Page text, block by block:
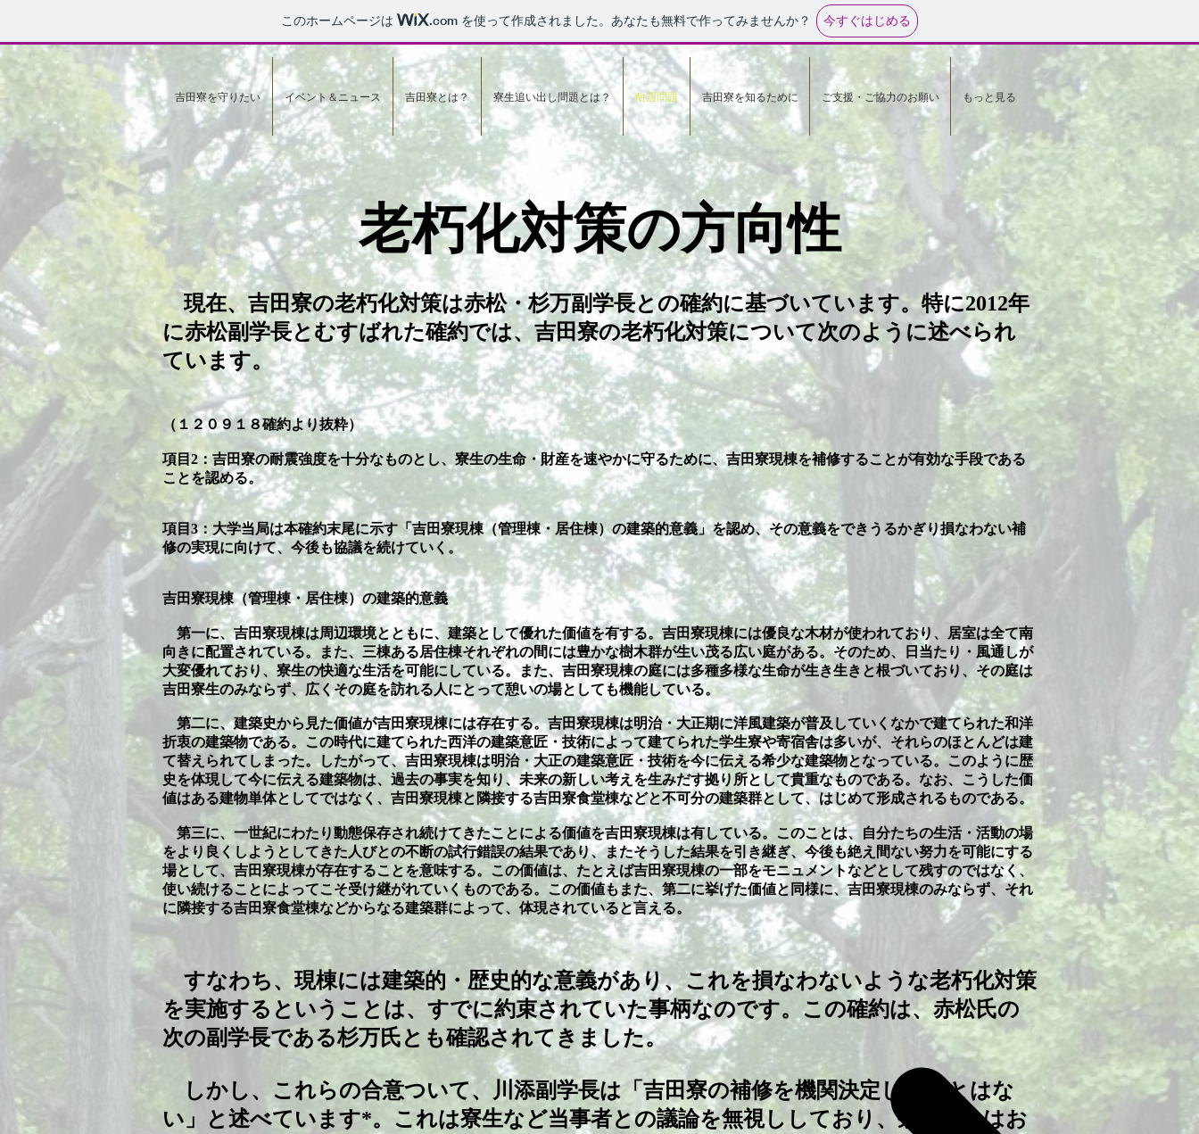
このホームページは .com を使って作成されました。あなたも無料で作ってみませんか？ 今すぐはじめる
吉田寮を守りたい イベント＆ニュース 吉田寮とは？ 寮生追い出し問題とは？ 耐震問題 吉田寮を知るために ご支援・ご協力のお願い もっと見る
老朽化対策の方向性
現在、吉田寮の老朽化対策は赤松・杉万副学長との確約に基づいています。特に2012年
に赤松副学長とむすばれた確約では、吉田寮の老朽化対策について次のように述べられ
ています。
（１２０９１８確約より抜粋）
項目2：吉田寮の耐震強度を十分なものとし、寮生の生命・財産を速やかに守るために、吉田寮現棟を補修することが有効な手段である
ことを認める。
項目3：大学当局は本確約末尾に示す「吉田寮現棟（管理棟・居住棟）の建築的意義」を認め、その意義をできうるかぎり損なわない補
修の実現に向けて、今後も協議を続けていく。
吉田寮現棟（管理棟・居住棟）の建築的意義
第一に、吉田寮現棟は周辺環境とともに、建築として優れた価値を有する。吉田寮現棟には優良な木材が使われており、居室は全て南
向きに配置されている。また、三棟ある居住棟それぞれの間には豊かな樹木群が生い茂る広い庭がある。そのため、日当たり・風通しが
大変優れており、寮生の快適な生活を可能にしている。また、吉田寮現棟の庭には多種多様な生命が生き生きと根づいており、その庭は
吉田寮生のみならず、広くその庭を訪れる人にとって憩いの場としても機能している。
第二に、建築史から見た価値が吉田寮現棟には存在する。吉田寮現棟は明治・大正期に洋風建築が普及していくなかで建てられた和洋
折衷の建築物である。この時代に建てられた西洋の建築意匠・技術によって建てられた学生寮や寄宿舎は多いが、それらのほとんどは建
て替えられてしまった。したがって、吉田寮現棟は明治・大正の建築意匠・技術を今に伝える希少な建築物となっている。このように歴
史を体現して今に伝える建築物は、過去の事実を知り、未来の新しい考えを生みだす拠り所として貴重なものである。なお、こうした価
値はある建物単体としてではなく、吉田寮現棟と隣接する吉田寮食堂棟などと不可分の建築群として、はじめて形成されるものである。
第三に、一世紀にわたり動態保存され続けてきたことによる価値を吉田寮現棟は有している。このことは、自分たちの生活・活動の場
をより良くしようとしてきた人びとの不断の試行錯誤の結果であり、またそうした結果を引き継ぎ、今後も絶え間ない努力を可能にする
場として、吉田寮現棟が存在することを意味する。この価値は、たとえば吉田寮現棟の一部をモニュメントなどとして残すのではなく、
使い続けることによってこそ受け継がれていくものである。この価値もまた、第二に挙げた価値と同様に、吉田寮現棟のみならず、それ
に隣接する吉田寮食堂棟などからなる建築群によって、体現されていると言える。
すなわち、現棟には建築的・歴史的な意義があり、これを損なわないような老朽化対策
を実施するということは、すでに約束されていた事柄なのです。この確約は、赤松氏の
次の副学長である杉万氏とも確認されてきました。
しかし、これらの合意ついて、川添副学長は「吉田寮の補修を機関決定したことはな
い」と述べています*。これは寮生など当事者との議論を無視ししており、寮自治会はお